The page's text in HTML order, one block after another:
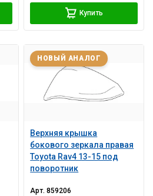
Купить
Верхняя крышка
бокового зеркала правая
Toyota Rav4 13-15 под
поворотник
НОВЫЙ АНАЛОГ
Арт.859206